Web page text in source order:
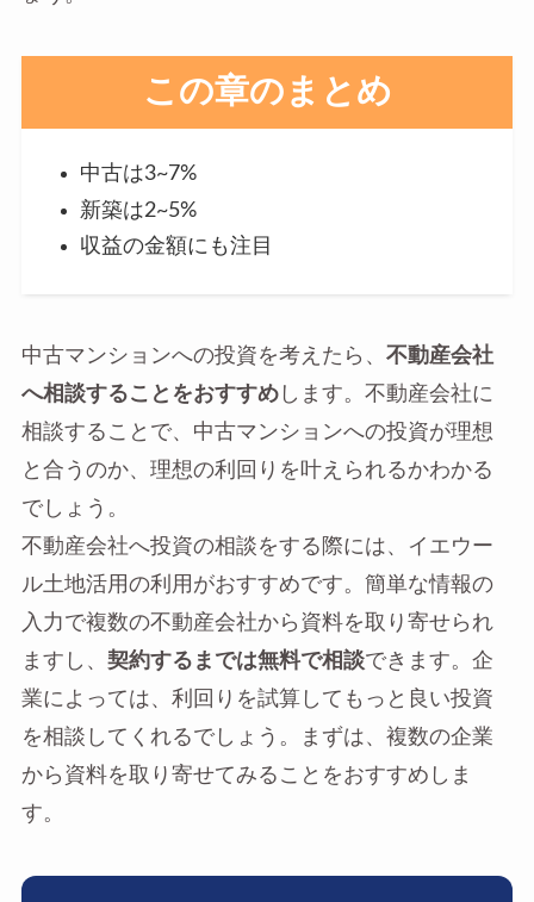
この章のまとめ
中古は3~7%
新築は2~5%
収益の金額にも注目
中古マンションへの投資を考えたら、 不動産会社
へ相談することをおすすめします。不動産会社に
相談することで、中古マンションへの投資が理想
と合うのか、理想の利回りを叶えられるかわかる
でしょう。
不動産会社へ投資の相談をする際には、イエウー
ル土地活用の利用がおすすめです。簡単な情報の
入力で複数の不動産会社から資料を取り寄せられ
ますし、 契約するまでは無料で相談できます。企
業によっては、利回りを試算してもっと良い投資
を相談してくれるでしょう。まずは、複数の企業
から資料を取り寄せてみることをおすすめしま
す。